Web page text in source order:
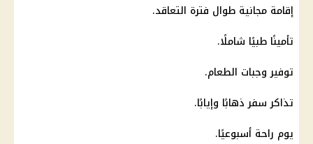
إقامة مجانية طوال فترة التعاقد.
تأمينًا طبيًا شاملًا.
توفير وجبات الطعام.
تذاكر سفر ذهابًا وإيابًا.
يوم راحة أسبوعيًا.